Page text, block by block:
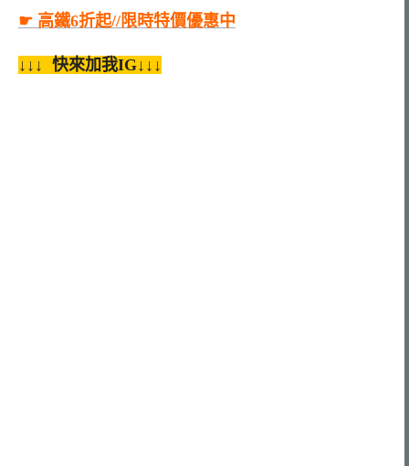
☛ 高鐵6折起//限時特價優惠中
↓↓↓ 快來加我IG↓↓↓